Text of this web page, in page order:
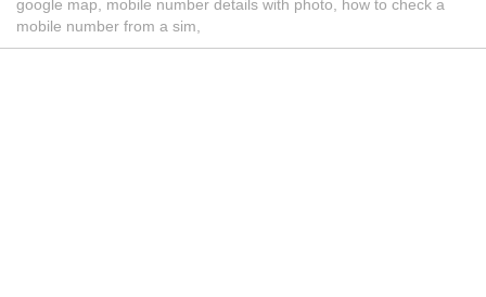
google map, mobile number details with photo, how to check a
mobile number from a sim,